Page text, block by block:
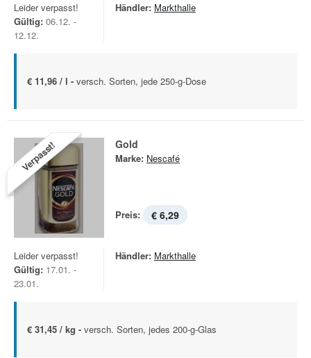
Leider verpasst!
Gültig: 06.12. -
12.12.
Händler: Markthalle
€ 11,96 / l - versch. Sorten, jede 250-g-Dose
Verpasst! Gold
Marke: Nescafé
Preis: € 6,29
Leider verpasst!
Gültig: 17.01. -
23.01.
Händler: Markthalle
€ 31,45 / kg - versch. Sorten, jedes 200-g-Glas